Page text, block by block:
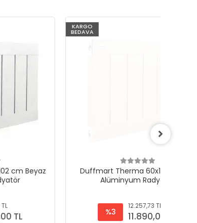
Duffmart Therma 60x102 cm Bej
Alüminyum Radyatör
12.257,73 TL
11.890,00 TL